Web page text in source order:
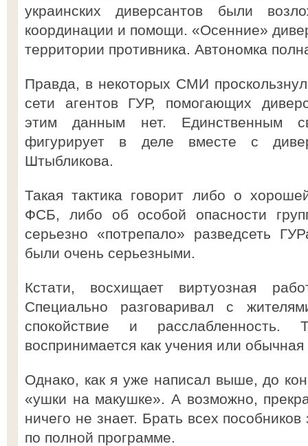
украинских диверсантов были
координации и помощи. «Осенние»
территории противника. Автономка
Правда, в некоторых СМИ
сети агентов ГУР, помогающих
этим данным нет. Единственным
фигурирует в деле вместе с
Штыбликова.
Такая тактика говорит либо о
ФСБ, либо об особой опасности
серьезно «потрепало» разведсеть
были очень серьезными.
Кстати, восхищает виртуозная
Специально разговаривал с
спокойствие и
воспринимается как учения или
Однако, как я уже написал выше, до
«ушки на макушке». А возможно,
ничего не знает. Брать всех
по полной программе.